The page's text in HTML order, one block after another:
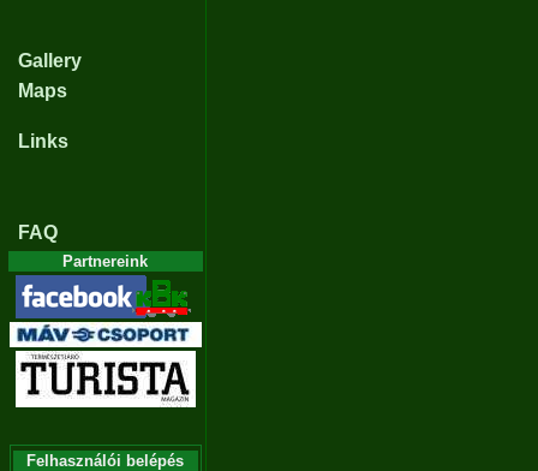
Gallery
Maps
Links
FAQ
Partnereink
Felhasználói belépés